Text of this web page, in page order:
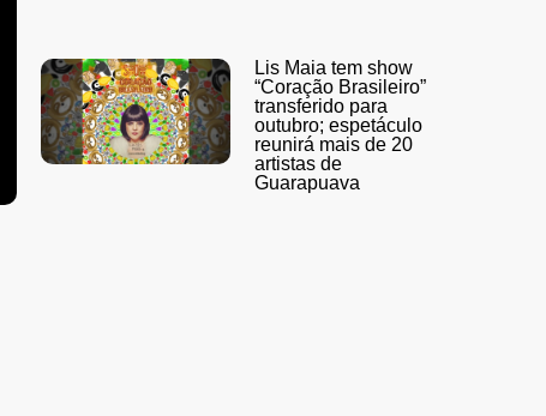
Lis Maia tem show
“Coração Brasileiro”
transferido para
outubro; espetáculo
reunirá mais de 20
artistas de
Guarapuava